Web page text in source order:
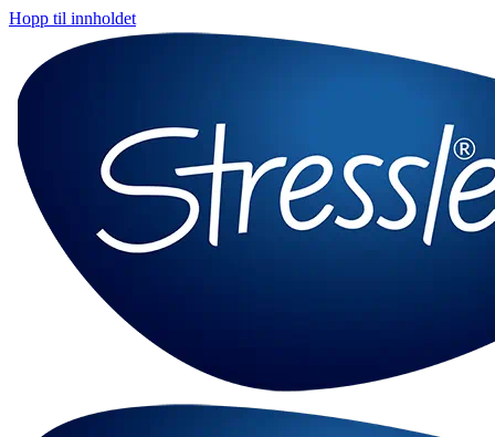
Hopp til innholdet